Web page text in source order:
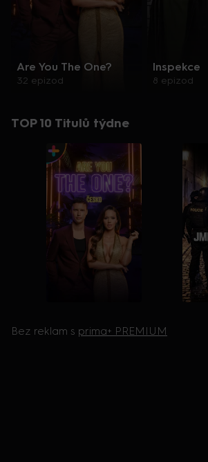
Are You The One?
32 epizod
Inspekce
8 epizod
TOP 10 Titulů týdne
Bez reklam s prima+ PREMIUM